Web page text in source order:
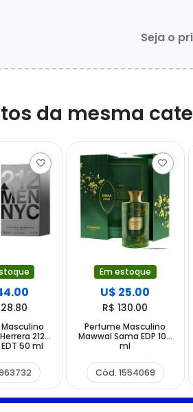
Seja o
da mesma
212
EDT 50 ml
Em estoque
U$ 25.00
R$ 130.00
Perfume Masculino
Mawwal Sama EDP 100
ml
Cód. 1554069